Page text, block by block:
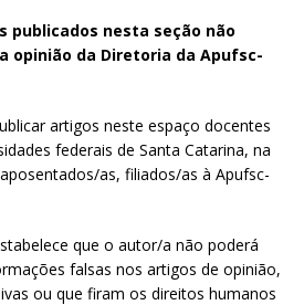
publicados nesta seção não
opinião da Diretoria da Apufsc-
artigos neste espaço docentes
federais de Santa Catarina, na
as, filiados/as à Apufsc-
que o autor/a não poderá
falsas nos artigos de opinião,
ou que firam os direitos humanos